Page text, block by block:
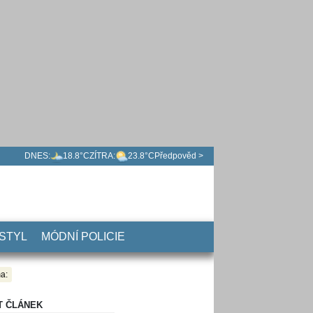
DNES: 18.8°CZÍTRA: 23.8°C Předpověd >
MÓDNÍ POLICIE
ČLÁNEK